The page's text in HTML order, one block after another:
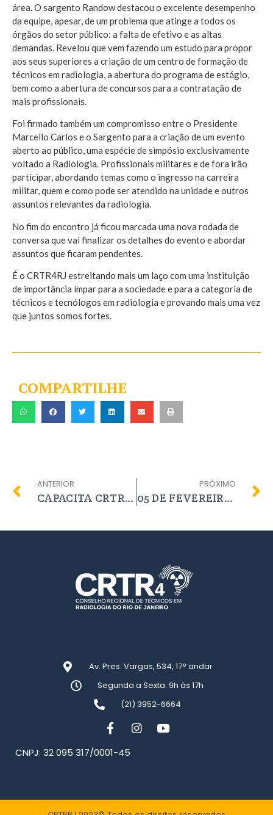
área. O sargento Randow destacou o excelente desempenho
da equipe, apesar, de um problema que atinge a todos os
órgãos do setor público: a falta de efetivo e as altas
demandas. Revelou que vem fazendo um estudo para propor
aos seus superiores a criação de um centro de formação de
técnicos em radiologia, a abertura do programa de estágio,
bem como a abertura de concursos para a contratação de
mais profissionais.
Foi firmado também um compromisso entre o Presidente
Marcello Carlos e o Sargento para a criação de um evento
aberto ao público, uma espécie de simpósio exclusivamente
voltado a Radiologia. Profissionais militares e de fora irão
participar, abordando temas como o ingresso na carreira
militar, quem e como pode ser atendido na unidade e outros
assuntos relevantes da radiologia.
No fim do encontro já ficou marcada uma nova rodada de
conversa que vai finalizar os detalhes do evento e abordar
assuntos que ficaram pendentes.
É o CRTR4RJ estreitando mais um laço com uma instituição
de importância ímpar para a sociedade e para a categoria de
técnicos e tecnólogos em radiologia e provando mais uma vez
que juntos somos fortes.
COMPARTILHE
ANTERIOR
CAPACITA CRTR4RJ
PRÓXIMO
05 DE FEVEREIRO, DIA NACIONAL DA MAMOGRAFIA
Av. Pres. Vargas, 534, 17° andar
Segunda a Sexta: 9h às 17h
(21) 3952-6664
CNPJ: 32 095 317/0001-45